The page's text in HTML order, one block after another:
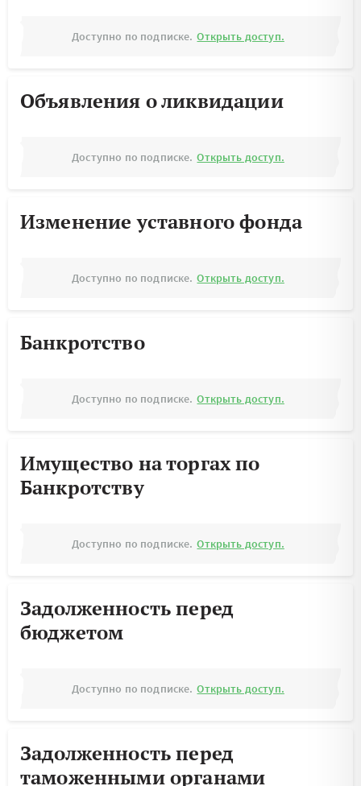
Доступно по подписке. Открыть доступ.
Объявления о ликвидации
Доступно по подписке. Открыть доступ.
Изменение уставного фонда
Доступно по подписке. Открыть доступ.
Банкротство
Доступно по подписке. Открыть доступ.
Имущество на торгах по
Банкротству
Доступно по подписке. Открыть доступ.
Задолженность перед
бюджетом
Доступно по подписке. Открыть доступ.
Задолженность перед
таможенными органами